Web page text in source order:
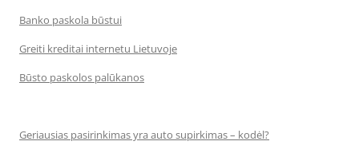
Banko paskola būstui
Greiti kreditai internetu Lietuvoje
Būsto paskolos palūkanos
Geriausias pasirinkimas yra auto supirkimas – kodėl?